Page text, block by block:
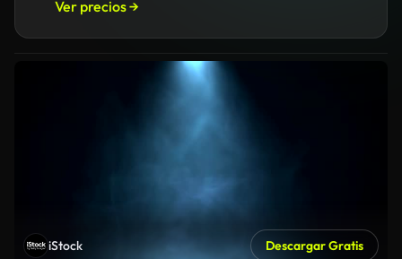
Ver precios →
iStock Descargar Gratis